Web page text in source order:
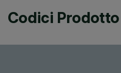
Codici Prodotto